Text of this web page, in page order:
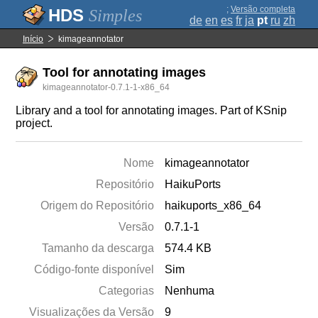
Simples ; Versão completa
de en es fr ja pt ru zh
Início kimageannotator
Tool for annotating images
kimageannotator-0.7.1-1-x86_64
Library and a tool for annotating images. Part of KSnip
project.
Nome
kimageannotator
Repositório
HaikuPorts
Origem do Repositório
haikuports_x86_64
Versão
0.7.1-1
Tamanho da descarga
574.4 KB
Código-fonte disponível
Sim
Categorias
Nenhuma
Visualizações da Versão
9